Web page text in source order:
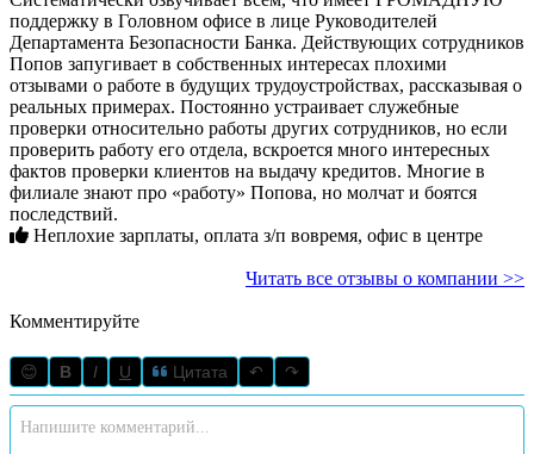
поддержку в Головном офисе в лице Руководителей
Департамента Безопасности Банка. Действующих сотрудников
Попов запугивает в собственных интересах плохими
отзывами о работе в будущих трудоустройствах, рассказывая о
реальных примерах. Постоянно устраивает служебные
проверки относительно работы других сотрудников, но если
проверить работу его отдела, вскроется много интересных
фактов проверки клиентов на выдачу кредитов. Многие в
филиале знают про «работу» Попова, но молчат и боятся
последствий.
Неплохие зарплаты, оплата з/п вовремя, офис в центре
Читать все отзывы о компании >>
Комментируйте
😊 B I U Цитата ↶ ↷